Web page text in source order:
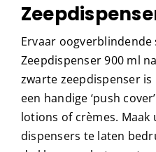
Ervaar
Zeepdispenser 900 ml
zwarte zeepdispenser
een handige ‘push
lotions of crèmes.
dispensers te laten